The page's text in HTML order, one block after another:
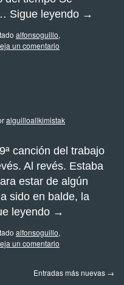
Sigue leyendo →
alfonsoguillo,
un comentario
alguilloallkimistak
canción del trabajo
Al revés. Estaba
estar de algún
sido en balde, la
leyendo →
alfonsoguillo,
un comentario
Entradas más nuevas →